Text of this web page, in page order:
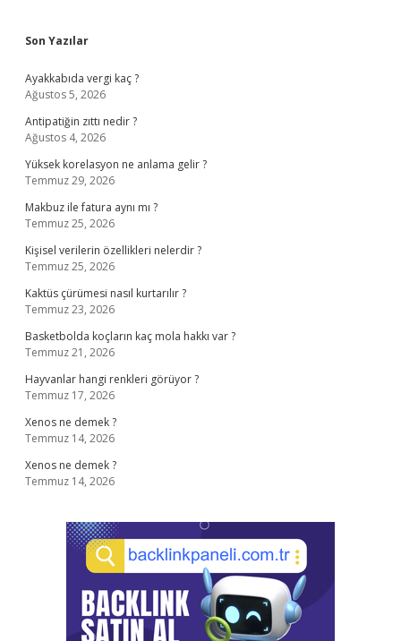
Sidebar
Son Yazılar
Ayakkabıda vergi kaç ?
Ağustos 5, 2026
Antipatiğin zıttı nedir ?
Ağustos 4, 2026
Yüksek korelasyon ne anlama gelir ?
Temmuz 29, 2026
Makbuz ile fatura aynı mı ?
Temmuz 25, 2026
Kişisel verilerin özellikleri nelerdir ?
Temmuz 25, 2026
Kaktüs çürümesi nasıl kurtarılır ?
Temmuz 23, 2026
Basketbolda koçların kaç mola hakkı var ?
Temmuz 21, 2026
Hayvanlar hangi renkleri görüyor ?
Temmuz 17, 2026
Xenos ne demek ?
Temmuz 14, 2026
Xenos ne demek ?
Temmuz 14, 2026